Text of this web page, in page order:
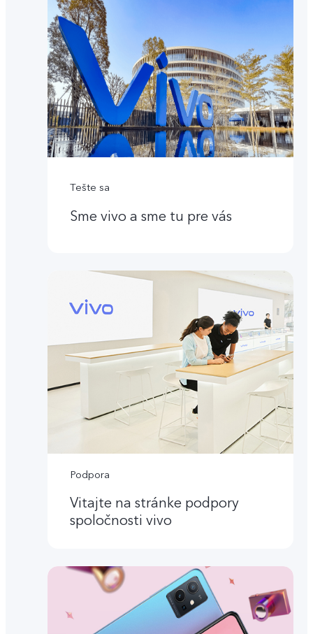
Tešte sa
Sme vivo a sme tu pre vás
Podpora
Vitajte na stránke podpory
spoločnosti vivo